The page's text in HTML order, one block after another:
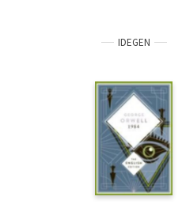
IDEGEN